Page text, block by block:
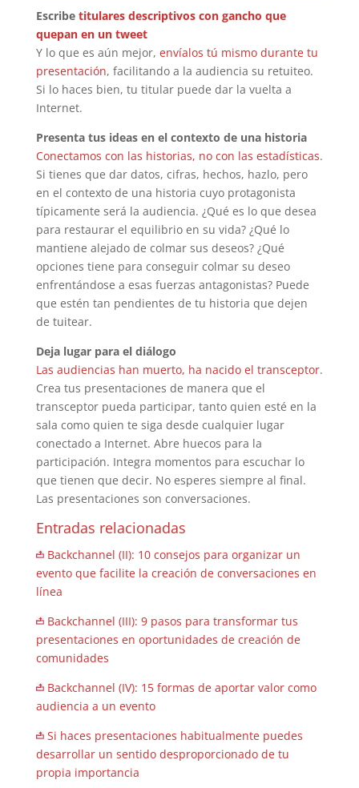
Escribe titulares descriptivos con gancho que
quepan en un tweet
Y lo que es aún mejor, envíalos tú mismo durante tu
presentación, facilitando a la audiencia su retuiteo.
Si lo haces bien, tu titular puede dar la vuelta a
Internet.
Presenta tus ideas en el contexto de una historia
Conectamos con las historias, no con las estadísticas.
Si tienes que dar datos, cifras, hechos, hazlo, pero
en el contexto de una historia cuyo protagonista
típicamente será la audiencia. ¿Qué es lo que desea
para restaurar el equilibrio en su vida? ¿Qué lo
mantiene alejado de colmar sus deseos? ¿Qué
opciones tiene para conseguir colmar su deseo
enfrentándose a esas fuerzas antagonistas? Puede
que estén tan pendientes de tu historia que dejen
de tuitear.
Deja lugar para el diálogo
Las audiencias han muerto, ha nacido el transceptor.
Crea tus presentaciones de manera que el
transceptor pueda participar, tanto quien esté en la
sala como quien te siga desde cualquier lugar
conectado a Internet. Abre huecos para la
participación. Integra momentos para escuchar lo
que tienen que decir. No esperes siempre al final.
Las presentaciones son conversaciones.
Entradas relacionadas
Backchannel (II): 10 consejos para organizar un
evento que facilite la creación de conversaciones en
línea
Backchannel (III): 9 pasos para transformar tus
presentaciones en oportunidades de creación de
comunidades
Backchannel (IV): 15 formas de aportar valor como
audiencia a un evento
Si haces presentaciones habitualmente puedes
desarrollar un sentido desproporcionado de tu
propia importancia